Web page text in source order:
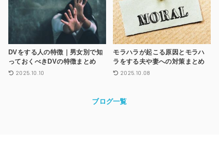
DVをする人の特徴｜男女別で知
っておくべきDVの特徴まとめ
2025.10.10
モラハラが起こる原因とモラハ
ラをする夫や妻への対策まとめ
2025.10.08
ブログ一覧